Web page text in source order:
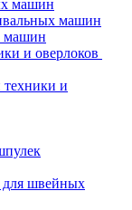
машин
машин
машин
и оверлоков
и
для швейных